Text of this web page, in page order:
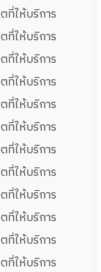
บางพลัด
บางซื่อ
ประเวศ
ดอนเมือง
บางแค
สะพานสูง
บางนา
บางบอน
อุทัย
สระโบสถ์
องม่วง
ยบางระจัน
ทร์บุรี
ตที่ให้บริการ
วัดสิงห์
หนองมะโมง
ตที่ให้บริการ
หนองแค
ดอนพุด
เสาไห้
พระเกียรติ
ตที่ให้บริการ
องใหญ่
พนัสนิคม
บ่อทอง
ตที่ให้บริการ
วังจันทร์
นิคมพัฒนา
ตที่ให้บริการ
ท่าใหม่
สอยดาว
ขาคิชฌกูฏ
ตที่ให้บริการ
บ่อไร่
เกาะช้าง
ตที่ให้บริการ
งน้ำเปรี้ยว
มสารคาม
ท่าตะเกียบ
ตที่ให้บริการ
นาดี
ะจันตคาม
วัฒนานคร
ตที่ให้บริการ
บ้านนา
ตที่ให้บริการ
ตาพระยา
ญประเทศ
ตที่ให้บริการ
โชคชัย
ตที่ให้บริการ